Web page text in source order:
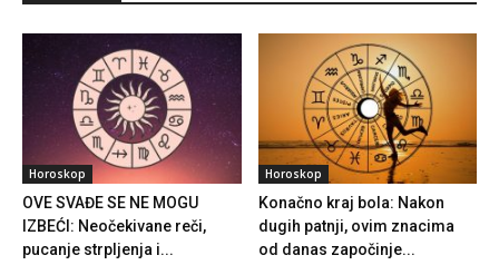
Horoskop
OVE SVAĐE SE NE MOGU
IZBEĆI: Neočekivane reči,
pucanje strpljenja i...
Horoskop
Konačno kraj bola: Nakon
dugih patnji, ovim znacima
od danas započinje...